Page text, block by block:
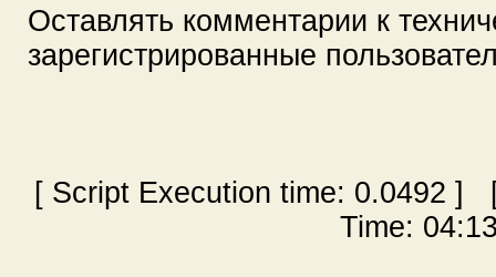
Оставлять комментарии к
зарегистрированные
[ Script Execution time: 0.0492 ] [
Time: